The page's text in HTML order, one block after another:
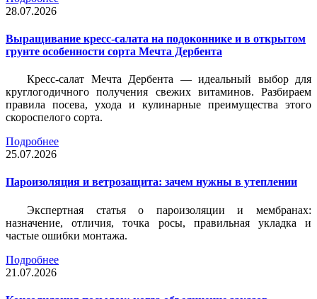
28.07.2026
Выращивание кресс-салата на подоконнике и в открытом
грунте особенности сорта Мечта Дербента
Кресс-салат Мечта Дербента — идеальный выбор для
круглогодичного получения свежих витаминов. Разбираем
правила посева, ухода и кулинарные преимущества этого
скороспелого сорта.
Подробнее
25.07.2026
Пароизоляция и ветрозащита: зачем нужны в утеплении
Экспертная статья о пароизоляции и мембранах:
назначение, отличия, точка росы, правильная укладка и
частые ошибки монтажа.
Подробнее
21.07.2026